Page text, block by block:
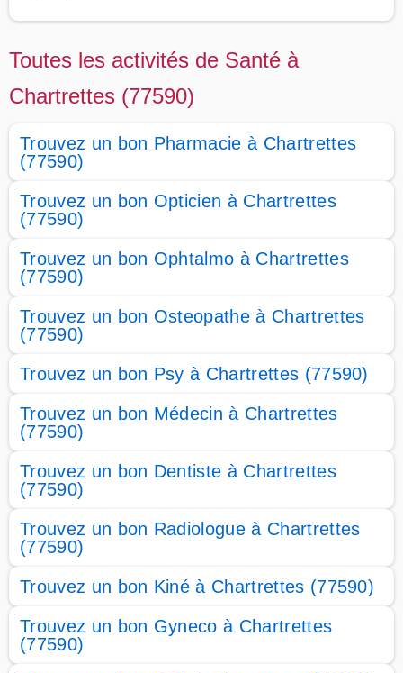
Toutes les activités de Santé à
Chartrettes (77590)
Trouvez un bon Pharmacie à Chartrettes
(77590)
Trouvez un bon Opticien à Chartrettes
(77590)
Trouvez un bon Ophtalmo à Chartrettes
(77590)
Trouvez un bon Osteopathe à Chartrettes
(77590)
Trouvez un bon Psy à Chartrettes (77590)
Trouvez un bon Médecin à Chartrettes
(77590)
Trouvez un bon Dentiste à Chartrettes
(77590)
Trouvez un bon Radiologue à Chartrettes
(77590)
Trouvez un bon Kiné à Chartrettes (77590)
Trouvez un bon Gyneco à Chartrettes
(77590)